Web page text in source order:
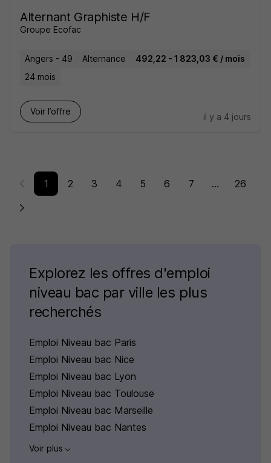
Alternant Graphiste H/F
Groupe Ecofac
Angers - 49 Alternance
492,22 - 1 823,03 € / mois
24 mois
Voir l’offre
il y a 4 jours
1 2 3 4 5 6 7 ... 26
Explorez les offres d'emploi
niveau bac par ville les plus
recherchés
Emploi Niveau bac Paris
Emploi Niveau bac Nice
Emploi Niveau bac Lyon
Emploi Niveau bac Toulouse
Emploi Niveau bac Marseille
Emploi Niveau bac Nantes
Voir plus